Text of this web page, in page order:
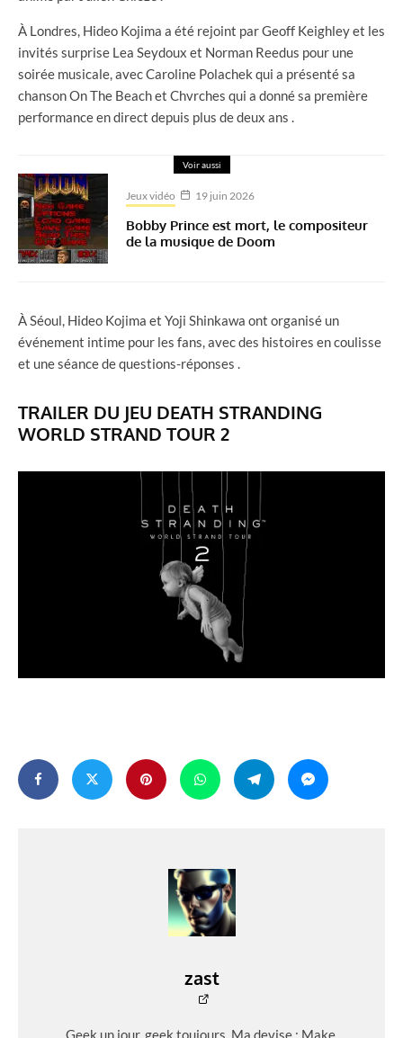
À Londres, Hideo Kojima a été rejoint par Geoff Keighley et les
invités surprise Lea Seydoux et Norman Reedus pour une
soirée musicale, avec Caroline Polachek qui a présenté sa
chanson On The Beach et Chvrches qui a donné sa première
performance en direct depuis plus de deux ans .
Voir aussi
Jeux vidéo 19 juin 2026
Bobby Prince est mort, le compositeur
de la musique de Doom
À Séoul, Hideo Kojima et Yoji Shinkawa ont organisé un
événement intime pour les fans, avec des histoires en coulisse
et une séance de questions-réponses .
TRAILER DU JEU DEATH STRANDING
WORLD STRAND TOUR 2
zast
Geek un jour, geek toujours. Ma devise : Make,